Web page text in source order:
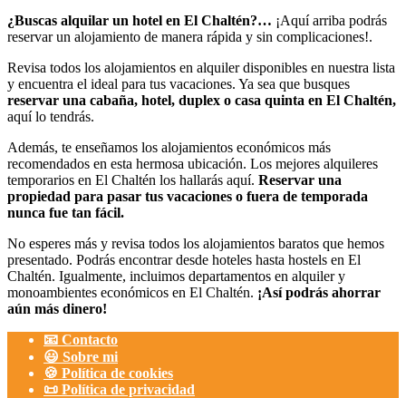
¿Buscas alquilar un hotel en El Chaltén?… ¡Aquí arriba podrás
reservar un alojamiento de manera rápida y sin complicaciones!.
Revisa todos los alojamientos en alquiler disponibles en nuestra lista
y encuentra el ideal para tus vacaciones. Ya sea que busques
reservar una cabaña, hotel, duplex o casa quinta en El Chaltén,
aquí lo tendrás.
Además, te enseñamos los alojamientos económicos más
recomendados en esta hermosa ubicación. Los mejores alquileres
temporarios en El Chaltén los hallarás aquí. Reservar una
propiedad para pasar tus vacaciones o fuera de temporada
nunca fue tan fácil.
No esperes más y revisa todos los alojamientos baratos que hemos
presentado. Podrás encontrar desde hoteles hasta hostels en El
Chaltén. Igualmente, incluimos departamentos en alquiler y
monoambientes económicos en El Chaltén. ¡Así podrás ahorrar
aún más dinero!
📧 Contacto
😃 Sobre mi
🍪 Política de cookies
📜 Política de privacidad